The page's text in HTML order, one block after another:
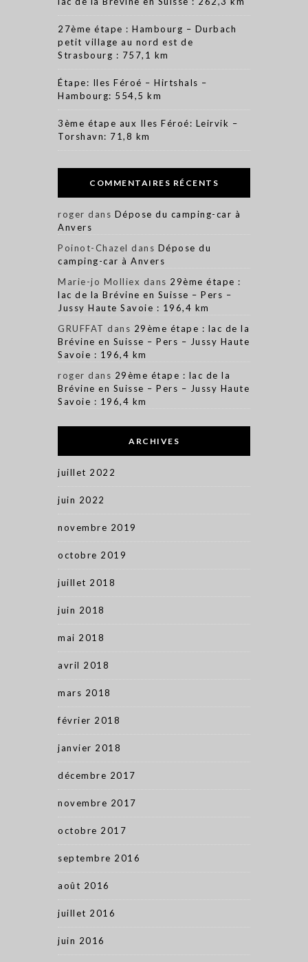
27ème étape : Hambourg – Durbach
petit village au nord est de
Strasbourg : 757,1 km
Étape: Iles Féroé – Hirtshals –
Hambourg: 554,5 km
3ème étape aux Iles Féroé: Leirvik –
Torshavn: 71,8 km
COMMENTAIRES RÉCENTS
roger dans Dépose du camping-car à
Anvers
Poinot-Chazel dans Dépose du
camping-car à Anvers
Marie-jo Molliex dans 29ème étape :
lac de la Brévine en Suisse – Pers –
Jussy Haute Savoie : 196,4 km
GRUFFAT dans 29ème étape : lac de la
Brévine en Suisse – Pers – Jussy Haute
Savoie : 196,4 km
roger dans 29ème étape : lac de la
Brévine en Suisse – Pers – Jussy Haute
Savoie : 196,4 km
ARCHIVES
juillet 2022
juin 2022
novembre 2019
octobre 2019
juillet 2018
juin 2018
mai 2018
avril 2018
mars 2018
février 2018
janvier 2018
décembre 2017
novembre 2017
octobre 2017
septembre 2016
août 2016
juillet 2016
juin 2016